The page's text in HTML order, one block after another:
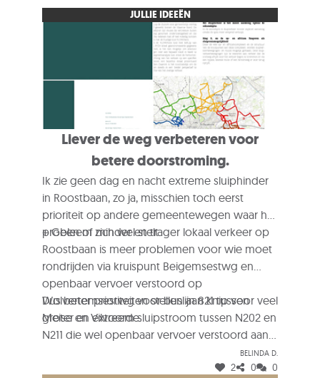
JULLIE IDEEËN
Liever de weg verbeteren voor
betere doorstroming.
Ik zie geen dag en nacht extreme sluiphinder
in Roostbaan, zo ja, misschien toch eerst
prioriteit op andere gemeentewegen waar het
probleem zich wel stelt.
+ Geen of minder en trager lokaal verkeer op
Roostbaan is meer problemen voor wie moet
rondrijden via kruispunt Beigemsestwg en
openbaar vervoer verstoord op
Wolvertemsestwg voor buslijn 821 tussen
Meise en Vilvoorde.
Dus beter prioriteiten stellen aan knip voor veel
groter en extreem sluipstroom tussen N202 en
N211 die wel openbaar vervoer verstoord aan
kruispunten Grimbergsestwg/Brusselsestwg
of Driekastanjelaars/Vilvoordsestwg met wel
Belinda D.
2 0 0